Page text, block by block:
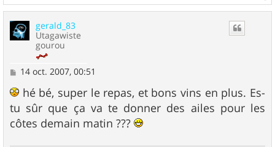
a
gerald_83
Utagawiste
gourou
M
s
s
a
g
e
14 oct. 2007, 00:51
hé bé, super le repas, et bons vins en plus. Es-
tu sûr que ça va te donner des ailes pour les
côtes demain matin ???